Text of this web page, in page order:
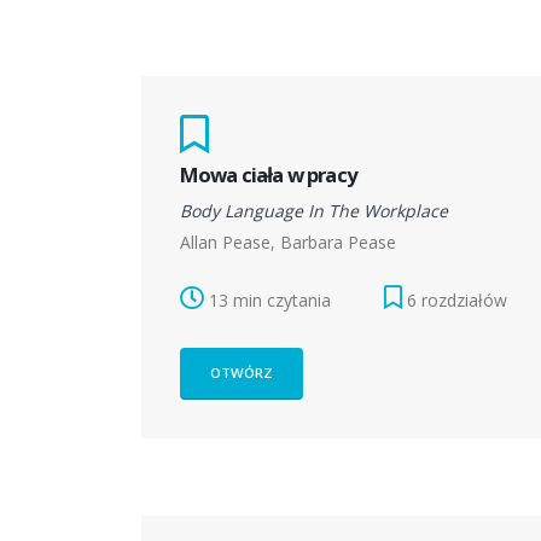
Mowa ciała w pracy
Body Language In The Workplace
Allan Pease, Barbara Pease
13 min czytania 6 rozdziałów
OTWÓRZ